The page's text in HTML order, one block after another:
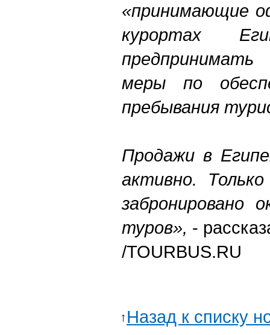
«принимающие
курортах
меры по
пребывания
Продажи в
активно.
забронировано
туров», -
/TOURBUS.RU
Назад к списку